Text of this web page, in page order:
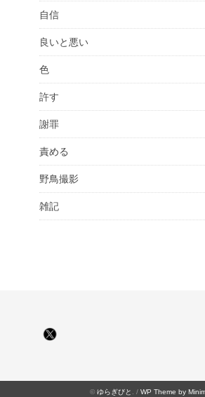
自信
良いと悪い
色
許す
謝罪
責める
野鳥撮影
雑記
© ゆらぎびと . / WP Theme by